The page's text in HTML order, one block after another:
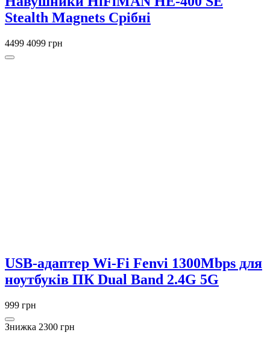
Stealth Magnets Срібні
4499 4099 грн
USB-адаптер Wi-Fi Fenvi 1300Mbps для
ноутбуків ПК Dual Band 2.4G 5G
999 грн
Знижка 2300 грн